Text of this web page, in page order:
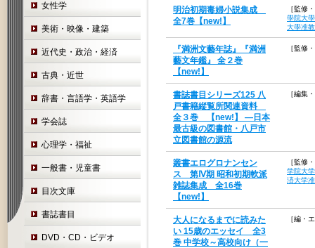
女性学
美術・映像・建築
近代史・政治・経済
古典・近世
辞書・言語学・英語学
学会誌
心理学・福祉
一般書・児童書
目次文庫
書誌書目
DVD・CD・ビデオ
明治初期毒婦小説集成
全7巻【new!】
［監修
學院大
大學准
『満洲文藝年誌』『満洲
藝文年鑑』 全２巻
【new!】
［監修
書誌書目シリーズ125 八
戸書籍縦覧所関連資料
全３巻 【new!】 —日本
最古級の図書館・八戸市
立図書館の源流
［編集
叢書エログロナンセン
ス 第Ⅳ期 昭和初期軟派
雑誌集成 全16巻
【new!】
［監修
学院大
済大学
大人になるまでに読みた
い 15歳のエッセイ 全3
巻 中学校～高校向け（一
［編・